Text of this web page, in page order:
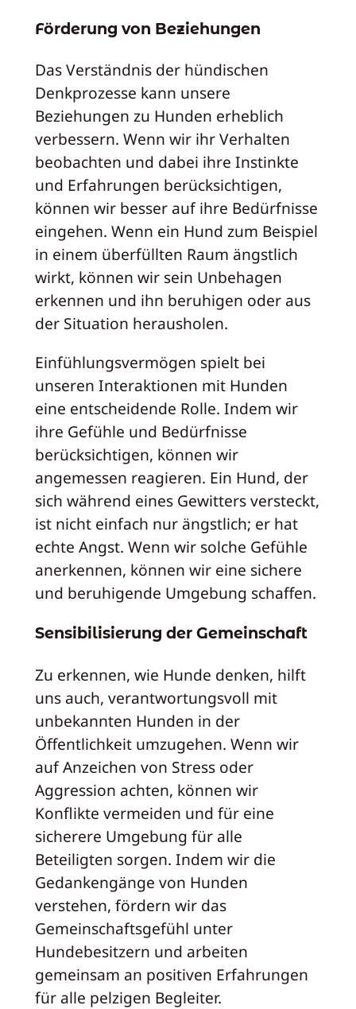
Förderung von Beziehungen
Das Verständnis der hündischen
Denkprozesse kann unsere
Beziehungen zu Hunden erheblich
verbessern. Wenn wir ihr Verhalten
beobachten und dabei ihre Instinkte
und Erfahrungen berücksichtigen,
können wir besser auf ihre Bedürfnisse
eingehen. Wenn ein Hund zum Beispiel
in einem überfüllten Raum ängstlich
wirkt, können wir sein Unbehagen
erkennen und ihn beruhigen oder aus
der Situation herausholen.
Einfühlungsvermögen spielt bei
unseren Interaktionen mit Hunden
eine entscheidende Rolle. Indem wir
ihre Gefühle und Bedürfnisse
berücksichtigen, können wir
angemessen reagieren. Ein Hund, der
sich während eines Gewitters versteckt,
ist nicht einfach nur ängstlich; er hat
echte Angst. Wenn wir solche Gefühle
anerkennen, können wir eine sichere
und beruhigende Umgebung schaffen.
Sensibilisierung der Gemeinschaft
Zu erkennen, wie Hunde denken, hilft
uns auch, verantwortungsvoll mit
unbekannten Hunden in der
Öffentlichkeit umzugehen. Wenn wir
auf Anzeichen von Stress oder
Aggression achten, können wir
Konflikte vermeiden und für eine
sicherere Umgebung für alle
Beteiligten sorgen. Indem wir die
Gedankengänge von Hunden
verstehen, fördern wir das
Gemeinschaftsgefühl unter
Hundebesitzern und arbeiten
gemeinsam an positiven Erfahrungen
für alle pelzigen Begleiter.